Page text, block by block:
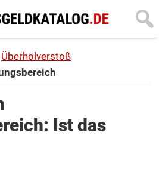
Überholverstoß
Ist das